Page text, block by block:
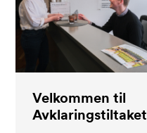
Velkommen til
Avklaringstiltaket